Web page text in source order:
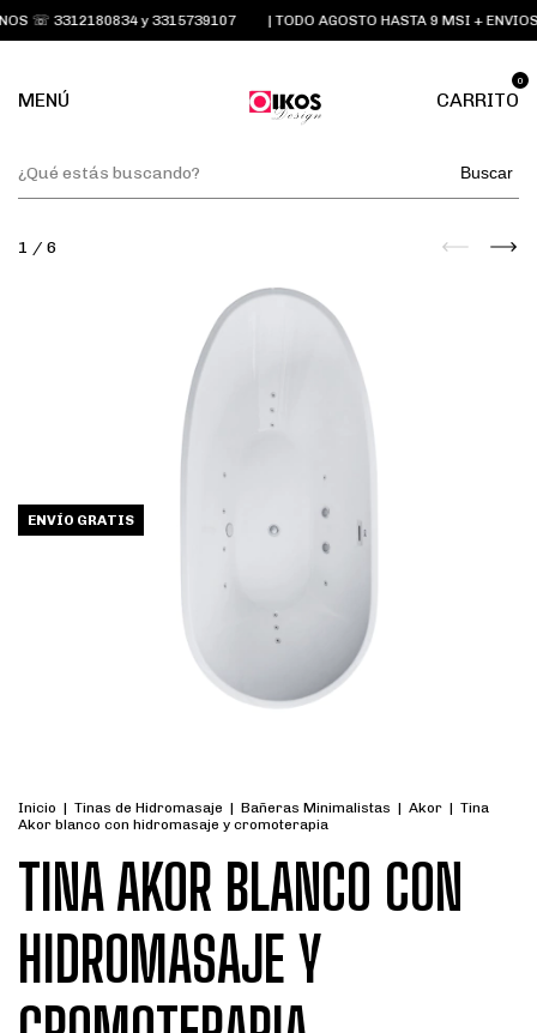
☏ 3312180834 y 3315739107 | TODO AGOSTO HASTA 9 MSI + ENVIOS
MENÚ CARRITO
0
Buscar
1 / 6
ENVÍO GRATIS
Inicio | Tinas de Hidromasaje | Bañeras Minimalistas | Akor | Tina
Akor blanco con hidromasaje y cromoterapia
TINA AKOR BLANCO CON
HIDROMASAJE Y